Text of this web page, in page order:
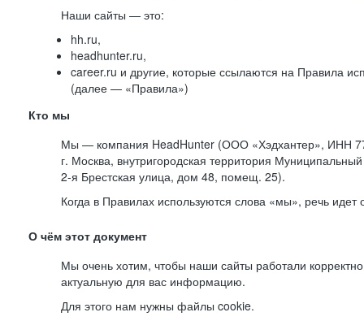
Наши сайты — это:
hh.ru,
headhunter.ru,
career.ru и другие, которые ссылаются на Правила
(далее — «Правила»)
Кто мы
Мы — компания HeadHunter (ООО «Хэдхантер», ИНН
г. Москва, внутригородская территория Муниципальный
2-я Брестская улица, дом 48, помещ. 25).
Когда в Правилах используются слова «мы», речь
О чём этот документ
Мы очень хотим, чтобы наши сайты работали
актуальную для вас информацию.
Для этого нам нужны файлы cookie.